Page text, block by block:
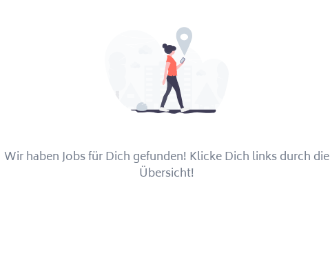
Wir haben Jobs für Dich gefunden! Klicke Dich links durch die
Übersicht!